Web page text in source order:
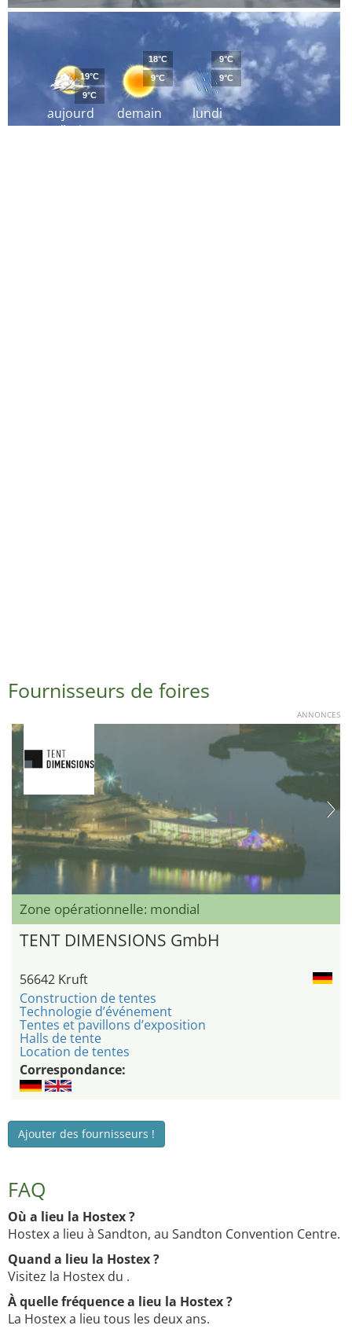
aujourd
´hui
19°C
9°C
demain
18°C
9°C
lundi
9°C
9°C
Fournisseurs de foires
ANNONCES
Zone opérationnelle: mondial
TENT DIMENSIONS GmbH
56642 Kruft
Construction de tentes
Technologie d’événement
Tentes et pavillons d’exposition
Halls de tente
Location de tentes
Correspondance:
Ajouter des fournisseurs !
FAQ
Où a lieu la Hostex ?
Hostex a lieu à Sandton, au Sandton Convention Centre.
Quand a lieu la Hostex ?
Visitez la Hostex du .
À quelle fréquence a lieu la Hostex ?
La Hostex a lieu tous les deux ans.